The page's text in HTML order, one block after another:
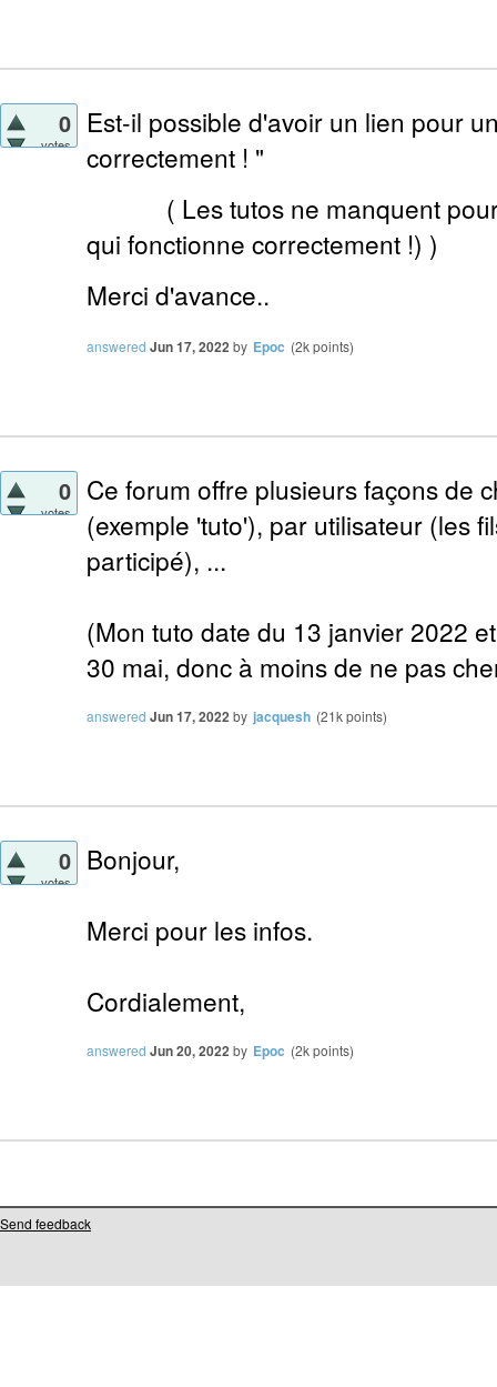
0
votes
Est-il possible d'avoir un lien pour
correctement ! "
( Les tutos ne manquent
qui fonctionne correctement !) )
Merci d'avance..
answered Jun 17, 2022 by Epoc (2kpoints)
0
votes
Ce forum offre plusieurs façons de
(exemple 'tuto'), par utilisateur (les
participé), ...
(Mon tuto date du 13 janvier 2022
30 mai, donc à moins de ne pas
answered Jun 17, 2022 by jacquesh (21kpoints)
0
votes
Bonjour,
Merci pour les infos.
Cordialement,
answered Jun 20, 2022 by Epoc (2kpoints)
Send feedback